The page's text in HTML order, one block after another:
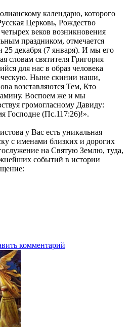
календарю, которого
Церковь, Рождество
веков возникновения
праздником, отмечается
25 декабря (7 января). И мы его
словам святителя Григория
для нас в образ человека
Ныне скинии наши,
возставляются Тем, Кто
Воспоем же и мы
громогласному Давиду:
Господне (Пс.117:26)!».
у Вас есть уникальная
с именами близких и дорогих
на Святую Землю, туда,
событий в истории
комментарий